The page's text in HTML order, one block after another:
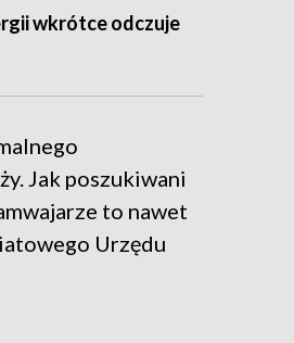
wkrótce odczuje
Jak poszukiwani
to nawet
Urzędu